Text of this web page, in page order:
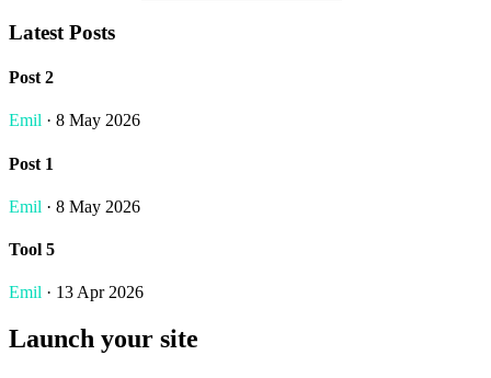
Latest Posts
Post 2
Emil · 8 May 2026
Post 1
Emil · 8 May 2026
Tool 5
Emil · 13 Apr 2026
Launch your site